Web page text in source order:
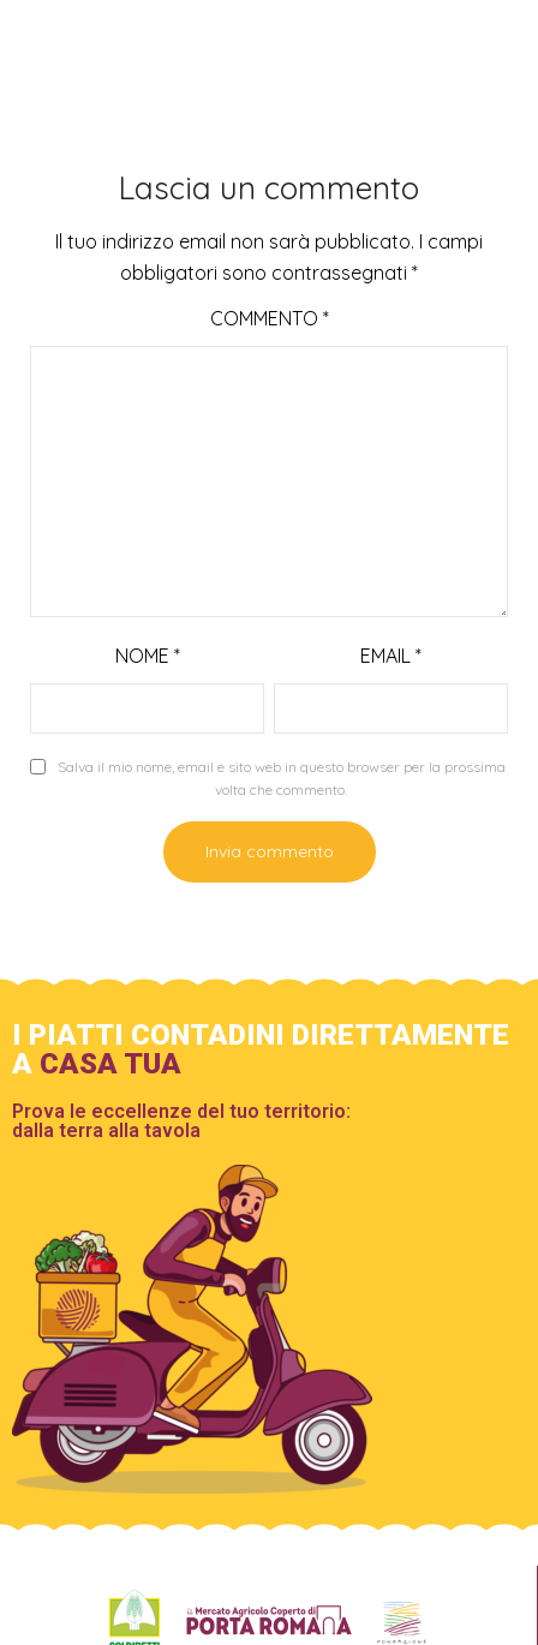
Lascia un commento
Il tuo indirizzo email non sarà pubblicato. I campi
obbligatori sono contrassegnati *
COMMENTO *
NOME * EMAIL *
Salva il mio nome, email e sito web in questo browser per la prossima
volta che commento.
I PIATTI CONTADINI DIRETTAMENTE
A CASA TUA
Prova le eccellenze del tuo territorio:
dalla terra alla tavola